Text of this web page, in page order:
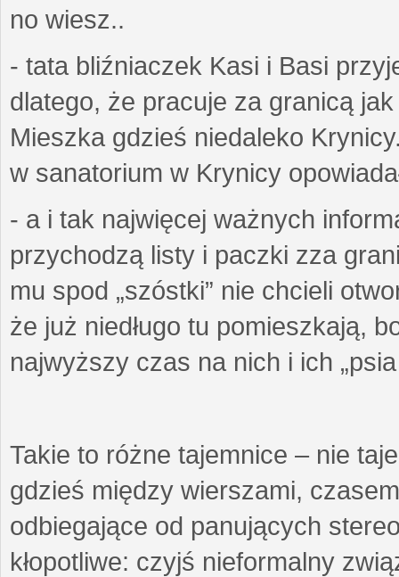
no wiesz..
- tata bliźniaczek Kasi i Basi
dlatego, że pracuje za granicą
Mieszka gdzieś niedaleko
w sanatorium w Krynicy
- a i tak najwięcej ważnych
przychodzą listy i paczki zza
mu spod „szóstki” nie chcieli
że już niedługo tu pomieszkają,
najwyższy czas na nich i ich
Takie to różne tajemnice – nie
gdzieś między wierszami,
odbiegające od panujących
kłopotliwe: czyjś nieformalny